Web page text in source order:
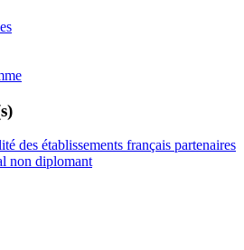
des établissements français partenaires
non diplomant